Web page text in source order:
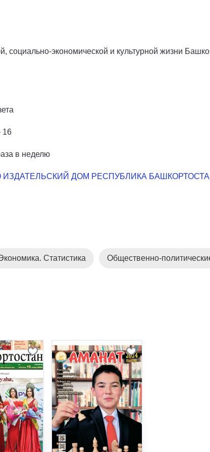
социально-экономической и культурной жизни
16
в неделю
ИЗДАТЕЛЬСКИЙ ДОМ РЕСПУБЛИКА
Статистика Общественно-